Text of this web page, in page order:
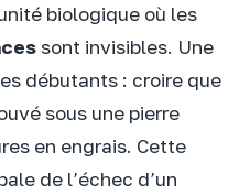
biologique où les
sont invisibles. Une
débutants : croire que
sous une pierre
en engrais. Cette
de l’échec d’un